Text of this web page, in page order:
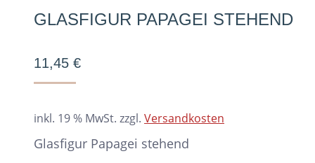
GLASFIGUR PAPAGEI STEHEND
11,45 €
inkl. 19 % MwSt. zzgl. Versandkosten
Glasfigur Papagei stehend